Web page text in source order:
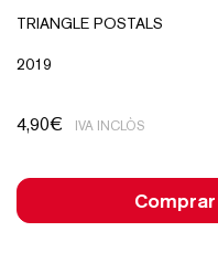
TRIANGLE POSTALS
2019
4,90€ IVA INCLÒS
Comprar